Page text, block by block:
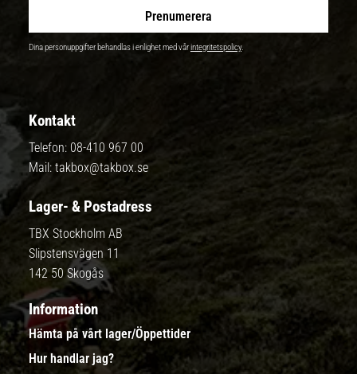
Prenumerera
Dina personuppgifter behandlas i enlighet med vårintegritetspolicy.
Kontakt
Telefon: 08-410 967 00
Mail: takbox@takbox.se
Lager- & Postadress
TBX Stockholm AB
Slipstensvägen 11
142 50 Skogås
Information
Hämta på vårt lager/Öppettider
Hur handlar jag?